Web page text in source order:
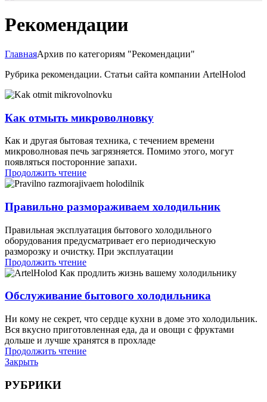
Рекомендации
ГлавнаяАрхив по категориям "Рекомендации"
Рубрика рекомендации. Статьи сайта компании ArtelHolod
Как отмыть микроволновку
Как и другая бытовая техника, с течением времени
микроволновая печь загрязняется. Помимо этого, могут
появляться посторонние запахи.
Продолжить чтение
Правильно размораживаем холодильник
Правильная эксплуатация бытового холодильного
оборудования предусматривает его периодическую
разморозку и очистку. При эксплуатации
Продолжить чтение
Обслуживание бытового холодильника
Ни кому не секрет, что сердце кухни в доме это холодильник.
Вся вкусно приготовленная еда, да и овощи с фруктами
дольше и лучше хранятся в прохладе
Продолжить чтение
Закрыть
РУБРИКИ